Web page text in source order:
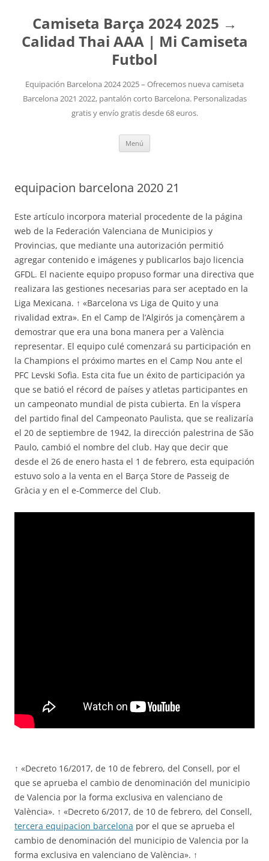
Camiseta Barça 2024 2025 →
Calidad Thai AAA | Mi Camiseta
Futbol
Equipación Barcelona 2024 2025 – Ofrecemos nueva camiseta
Barcelona 2021 2022, pantalón corto Barcelona. Personalizadas
gratis y envío gratis desde 68 euros.
Menú
equipacion barcelona 2020 21
Este artículo incorpora material procedente de la página
web de la Federación Valenciana de Municipios y
Provincias, que mediante una autorización permitió
agregar contenido e imágenes y publicarlos bajo licencia
GFDL. El naciente equipo propuso formar una directiva que
realizara las gestiones necesarias para ser aceptado en la
Liga Mexicana. ↑ «Barcelona vs Liga de Quito y una
rivalidad extra». En el Camp de l’Algirós ja començàrem a
demostrar que era una bona manera per a València
representar. El equipo culé comenzará su participación en
la Champions el próximo martes en el Camp Nou ante el
PFC Levski Sofia. Esta cita fue un éxito de participación ya
que se batió el récord de países y atletas participantes en
un campeonato mundial de pista cubierta. En la víspera
del partido final del Campeonato Paulista, que se realizaría
el 20 de septiembre de 1942, la dirección palestrina de São
Paulo, cambió el nombre del club. Hay que decir que
desde el 26 de enero hasta el 1 de febrero, esta equipación
estuvo solo a la venta en el Barça Store de Passeig de
Gràcia y en el e-Commerce del Club.
↑ «Decreto 16/2017, de 10 de febrero, del Consell, por el
que se aprueba el cambio de denominación del municipio
de Valencia por la forma exclusiva en valenciano de
València». ↑ «Decreto 6/2017, de 10 de febrero, del Consell,
tercera equipacion barcelona por el que se aprueba el
cambio de denominación del municipio de Valencia por la
forma exclusiva en valenciano de València». ↑